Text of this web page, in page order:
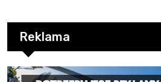
Reklama